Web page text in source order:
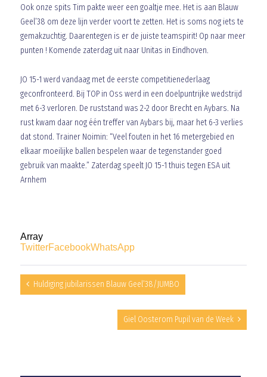
Ook onze spits Tim pakte weer een goaltje mee. Het is aan Blauw
Geel’38 om deze lijn verder voort te zetten. Het is soms nog iets te
gemakzuchtig. Daarentegen is er de juiste teamspirit! Op naar meer
punten ! Komende zaterdag uit naar Unitas in Eindhoven.
JO 15-1 werd vandaag met de eerste competitienederlaag
geconfronteerd. Bij TOP in Oss werd in een doelpuntrijke wedstrijd
met 6-3 verloren. De ruststand was 2-2 door Brecht en Aybars. Na
rust kwam daar nog één treffer van Aybars bij, maar het 6-3 verlies
dat stond. Trainer Noimin: “Veel fouten in het 16 metergebied en
elkaar moeilijke ballen bespelen waar de tegenstander goed
gebruik van maakte.” Zaterdag speelt JO 15-1 thuis tegen ESA uit
Arnhem
Array
TwitterFacebookWhatsApp
Huldiging jubilarissen Blauw Geel’38/JUMBO
Giel Oosterom Pupil van de Week